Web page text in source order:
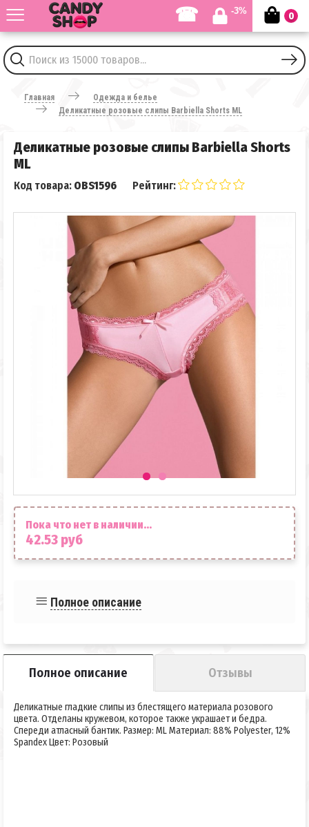
☎ -3% 0
Главная
Одежда и белье
Деликатные розовые слипы Barbiella Shorts ML
Деликатные розовые слипы Barbiella Shorts
ML
Код товара: OBS1596 Рейтинг:
Пока что нет в наличии...
42.53 руб
Полное описание
Полное описание Отзывы
Деликатные гладкие слипы из блестящего материала розового
цвета. Отделаны кружевом, которое также украшает и бедра.
Спереди атласный бантик. Размер: ML Материал: 88% Polyester, 12%
Spandex Цвет: Розовый